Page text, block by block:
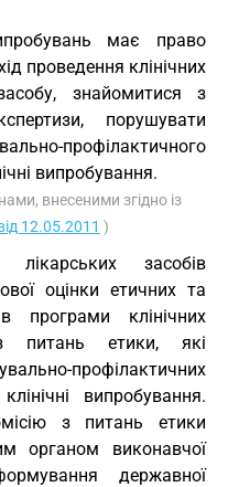
має право
проведення клінічних
знайомитися з
порушувати
профілактичного
випробування.
внесеними згідно із
12.05.2011 )
лікарських засобів
оцінки етичних та
програми клінічних
питань етики, які
профілактичних
випробування.
з питань етики
органом виконавчої
державної